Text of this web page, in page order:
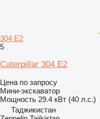
304 E2
5
Caterpillar 304 E2
Цена по запросу
Мини-экскаватор
Мощность 29.4 кВт (40 л.с.)
Таджикистан